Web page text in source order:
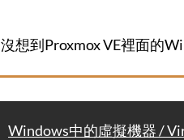
沒想到Proxmox VE裡面的
Windows中的虛擬機器 /